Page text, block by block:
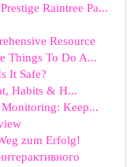
Raintree Pa...
Resource
Things To Do A...
It Safe?
Habits & H...
Keep...
zum Erfolg!